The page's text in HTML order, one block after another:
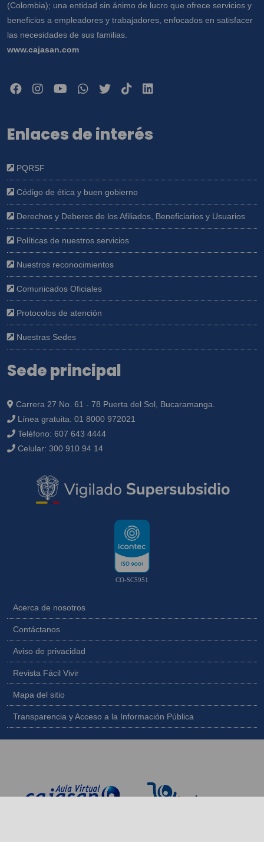
(Colombia); una entidad sin ánimo de lucro que ofrece servicios y
beneficios a empleadores y trabajadores, enfocados en satisfacer
las necesidades de sus familias.
www.cajasan.com
Enlaces de interés
PQRSF
Código de ética y buen gobierno
Derechos y Deberes de los Afiliados, Beneficiarios y Usuarios
Políticas de nuestros servicios
Nuestros reconocimientos
Comunicados Oficiales
Protocolos de atención
Nuestras Sedes
Sede principal
Carrera 27 No. 61 - 78 Puerta del Sol, Bucaramanga.
Línea gratuita: 01 8000 972021
Teléfono: 607 643 4444
Celular: 300 910 94 14
CO-SC5951
Acerca de nosotros
Contáctanos
Aviso de privacidad
Revista Fácil Vivir
Mapa del sitio
Transparencia y Acceso a la Información Pública